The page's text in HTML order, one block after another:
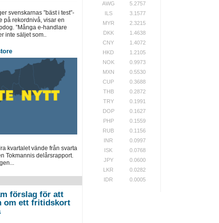
svenskarnas ”bäst i test”-
på rekordnivå, visar en
”Många e-handlare
inte säljet som..
kvartalet vände från svarta
Tokmannis delårsrapport.
förslag för att
om ett fritidskort
AWG
5.2757
ILS
3.1577
MYR
2.3215
DKK
1.4638
CNY
1.4072
HKD
1.2105
NOK
0.9973
MXN
0.5530
CUP
0.3688
THB
0.2872
TRY
0.1991
DOP
0.1627
PHP
0.1559
RUB
0.1156
INR
0.0997
ISK
0.0768
JPY
0.0600
LKR
0.0282
IDR
0.0005